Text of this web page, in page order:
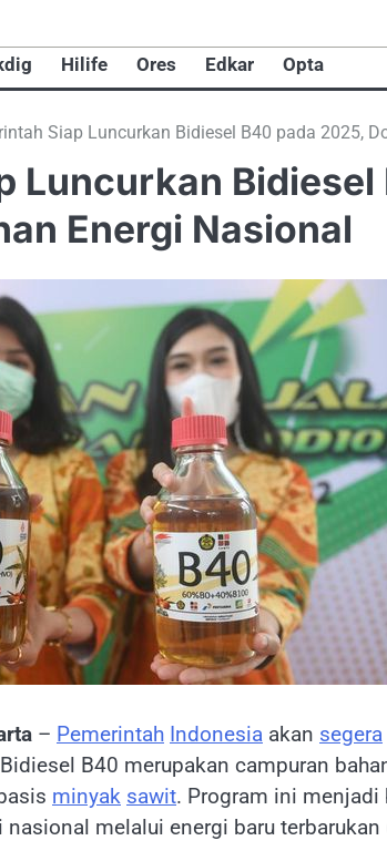
Hilife Ores Edkar Opta
Siap Luncurkan Bidiesel B40 pada 2025,
Luncurkan
Energi Nasional
– Pemerintah Indonesia akan segera
B40 merupakan campuran
minyak sawit. Program ini menjadi
melalui energi baru